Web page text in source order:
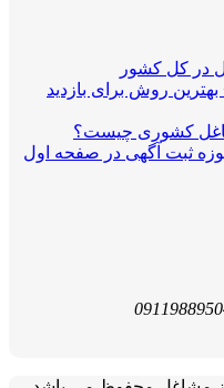
در کل کشور
روش برای بازدید
کشوری چیست؟
ثبت آگهی در صفحه اول